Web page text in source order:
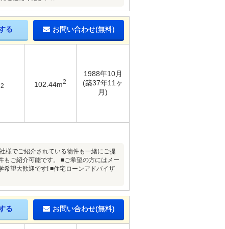
る お問い合わせ(無料)
2 102.44m2
1988年10月
(築37年11ヶ
月)
様でご紹介されている物件も一緒にご提
ご紹介可能です。 ■ご希望の方にはメー
希望大歓迎です! ■住宅ローンアドバイザ
る お問い合わせ(無料)